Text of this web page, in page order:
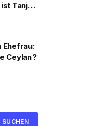
Tanja
Ehefrau:
Ceylan?
SUCHEN